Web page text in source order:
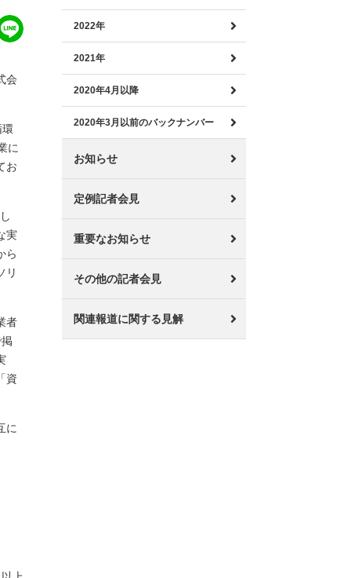
会
に
お
実
ら
リ
者
資
に
2022年
2021年
2020年4月以降
2020年3月以前のバックナンバー
お知らせ
定例記者会見
重要なお知らせ
その他の記者会見
関連報道に関する見解